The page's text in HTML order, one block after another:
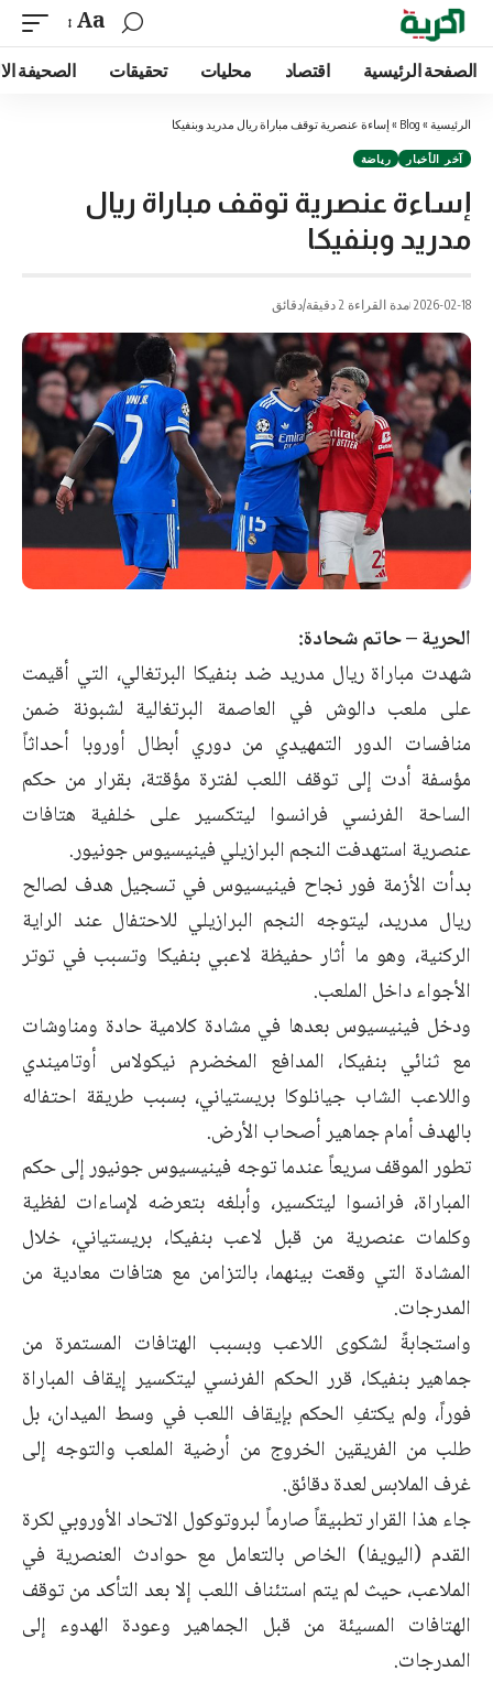
Aa
الصفحة الرئيسية اقتصاد محليات تحقيقات الصحيفة
الرئيسية »
Blog
» إساءة عنصرية توقف مباراة ريال مدريد وبنفيكا
آخر الأخبار رياضة
إساءة عنصرية توقف مباراة ريال
مدريد وبنفيكا
2026-02-18 مدة القراءة 2 دقيقة/دقائق
الحرية – حاتم شحادة:
شهدت مباراة ريال مدريد ضد بنفيكا البرتغالي، التي أقيمت
على ملعب دالوش في العاصمة البرتغالية لشبونة ضمن
منافسات الدور التمهيدي من دوري أبطال أوروبا أحداثاً
مؤسفة أدت إلى توقف اللعب لفترة مؤقتة، بقرار من حكم
الساحة الفرنسي فرانسوا ليتكسير على خلفية هتافات
عنصرية استهدفت النجم البرازيلي فينيسيوس جونيور.
بدأت الأزمة فور نجاح فينيسيوس في تسجيل هدف لصالح
ريال مدريد، ليتوجه النجم البرازيلي للاحتفال عند الراية
الركنية، وهو ما أثار حفيظة لاعبي بنفيكا وتسبب في توتر
الأجواء داخل الملعب.
ودخل فينيسيوس بعدها في مشادة كلامية حادة ومناوشات
مع ثنائي بنفيكا، المدافع المخضرم نيكولاس أوتاميندي
واللاعب الشاب جيانلوكا بريستياني، بسبب طريقة احتفاله
بالهدف أمام جماهير أصحاب الأرض.
تطور الموقف سريعاً عندما توجه فينيسيوس جونيور إلى حكم
المباراة، فرانسوا ليتكسير، وأبلغه بتعرضه لإساءات لفظية
وكلمات عنصرية من قبل لاعب بنفيكا، بريستياني، خلال
المشادة التي وقعت بينهما، بالتزامن مع هتافات معادية من
المدرجات.
واستجابةً لشكوى اللاعب وبسبب الهتافات المستمرة من
جماهير بنفيكا، قرر الحكم الفرنسي ليتكسير إيقاف المباراة
فوراً، ولم يكتفِ الحكم بإيقاف اللعب في وسط الميدان، بل
طلب من الفريقين الخروج من أرضية الملعب والتوجه إلى
غرف الملابس لعدة دقائق.
جاء هذا القرار تطبيقاً صارماً لبروتوكول الاتحاد الأوروبي لكرة
القدم (اليويفا) الخاص بالتعامل مع حوادث العنصرية في
الملاعب، حيث لم يتم استئناف اللعب إلا بعد التأكد من توقف
الهتافات المسيئة من قبل الجماهير وعودة الهدوء إلى
المدرجات.